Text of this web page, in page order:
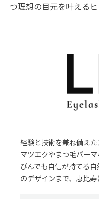
つ理想の目元を叶えるヒ
経験と技術を兼ね備え
マツエクやまつ毛パー
ぴんでも自信が持てる
のデザインまで、恵比寿